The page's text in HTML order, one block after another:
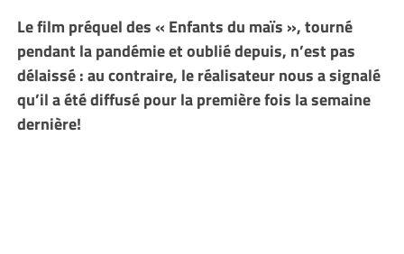
Le film préquel des « Enfants du maïs », tourné
pendant la pandémie et oublié depuis, n’est pas
délaissé : au contraire, le réalisateur nous a signalé
qu’il a été diffusé pour la première fois la semaine
dernière!